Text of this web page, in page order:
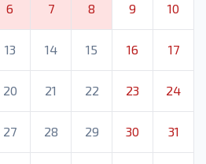
6 7 8 9 10
13 14 15 16 17
20 21 22 23 24
27 28 29 30 31